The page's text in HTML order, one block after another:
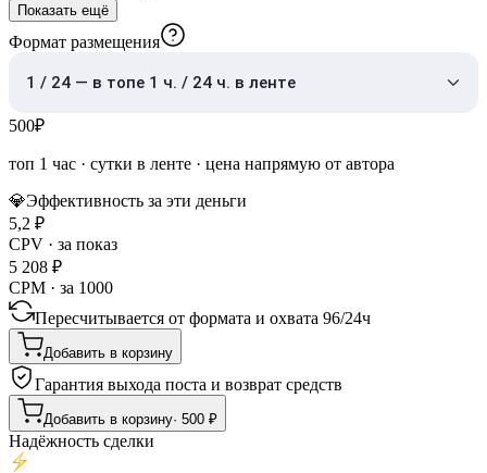
Показать ещё
Формат размещения
1 / 24 — в топе 1 ч. / 24 ч. в ленте
500₽
топ 1 час · сутки в ленте · цена напрямую от автора
💎Эффективность за эти деньги
5,2 ₽
CPV · за показ
5 208 ₽
CPM · за 1000
Пересчитывается от формата и охвата 96/24ч
Добавить в корзину
Гарантия выхода поста и возврат средств
Добавить в корзину· 500 ₽
Надёжность сделки